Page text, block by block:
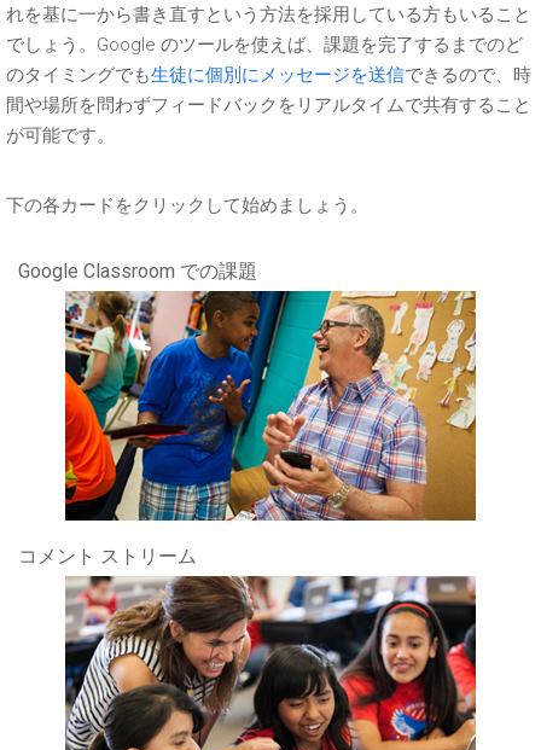
れを基に一から書き直すという方法を採用している方もいること
でしょう。Google のツールを使えば、課題を完了するまでのど
のタイミングでも生徒に個別にメッセージを送信できるので、時
間や場所を問わずフィードバックをリアルタイムで共有すること
が可能です。
下の各カードをクリックして始めましょう。
Google Classroom での課題
コメント ストリーム